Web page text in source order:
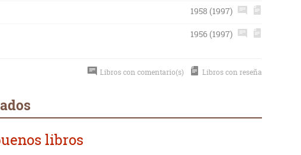
1958 (1997)
1956 (1997)
Libros con comentario(s) Libros con reseña
libros